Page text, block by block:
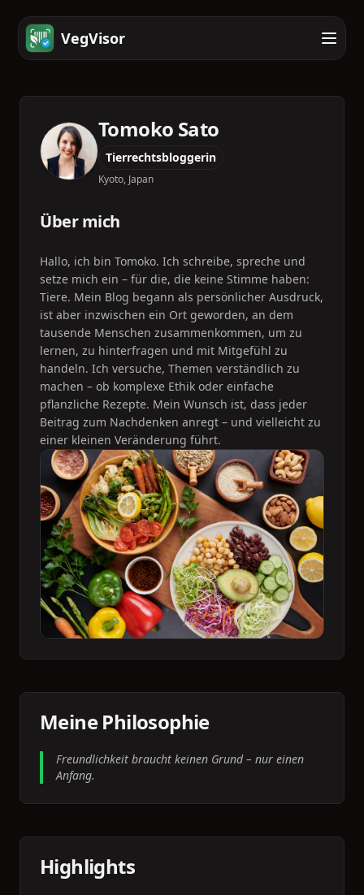
VegVisor
Tomoko Sato
Tierrechtsbloggerin
Kyoto, Japan
Über mich
Hallo, ich bin Tomoko. Ich schreibe, spreche und
setze mich ein – für die, die keine Stimme haben:
Tiere. Mein Blog begann als persönlicher Ausdruck,
ist aber inzwischen ein Ort geworden, an dem
tausende Menschen zusammenkommen, um zu
lernen, zu hinterfragen und mit Mitgefühl zu
handeln. Ich versuche, Themen verständlich zu
machen – ob komplexe Ethik oder einfache
pflanzliche Rezepte. Mein Wunsch ist, dass jeder
Beitrag zum Nachdenken anregt – und vielleicht zu
einer kleinen Veränderung führt.
Meine Philosophie
Freundlichkeit braucht keinen Grund – nur einen
Anfang.
Highlights